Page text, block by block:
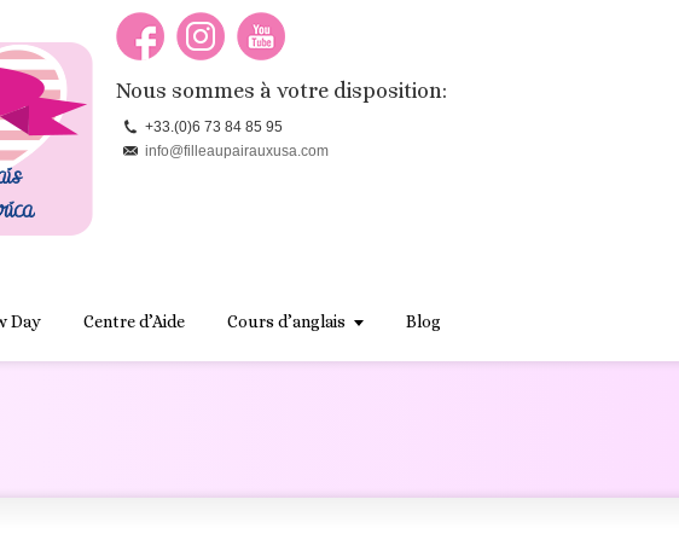
Nous sommes à votre disposition:
+33.(0)6 73 84 85 95
info@filleaupairauxusa.com
Day Centre d’Aide Cours d’anglais Blog